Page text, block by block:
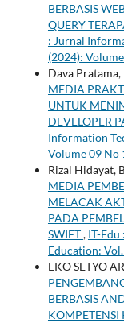
BERBASIS
QUERY
: Jurnal
(2024):
Dava
MEDIA
UNTUK
DEVELOPER
Information
Volume 09 No
Rizal Hidayat,
MEDIA
MELACAK
PADA
SWIFT, IT-
Education:
EKO SETYO
BERBASIS
KOMPETENSI